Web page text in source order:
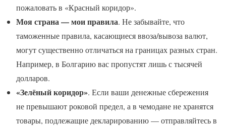
пожаловать в «Красный коридор».
Моя страна — мои правила. Не забывайте, что
таможенные правила, касающиеся ввоза/вывоза валют,
могут существенно отличаться на границах разных стран.
Например, в Болгарию вас пропустят лишь с тысячей
долларов.
«Зелёный коридор». Если ваши денежные сбережения
не превышают роковой предел, а в чемодане не хранятся
товары, подлежащие декларированию — отправляйтесь в